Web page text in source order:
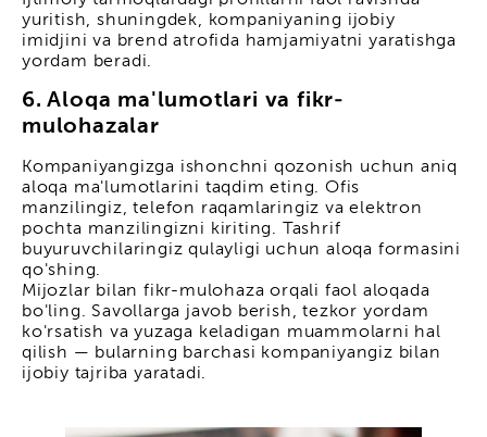
yuritish, shuningdek, kompaniyaning ijobiy
imidjini va brend atrofida hamjamiyatni yaratishga
yordam beradi.
6. Aloqa ma'lumotlari va fikr-
mulohazalar
Kompaniyangizga ishonchni qozonish uchun aniq
aloqa ma'lumotlarini taqdim eting. Ofis
manzilingiz, telefon raqamlaringiz va elektron
pochta manzilingizni kiriting. Tashrif
buyuruvchilaringiz qulayligi uchun aloqa formasini
qo'shing.
Mijozlar bilan fikr-mulohaza orqali faol aloqada
bo'ling. Savollarga javob berish, tezkor yordam
ko'rsatish va yuzaga keladigan muammolarni hal
qilish — bularning barchasi kompaniyangiz bilan
ijobiy tajriba yaratadi.